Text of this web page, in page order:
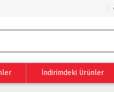
İndirimdeki Ürünler